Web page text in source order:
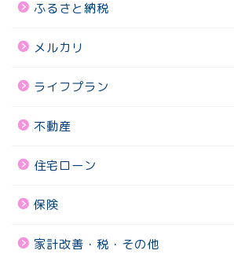
ふるさと納税
メルカリ
ライフプラン
不動産
住宅ローン
保険
家計改善・税・その他